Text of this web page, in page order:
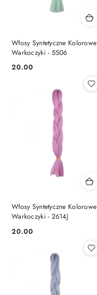
Włosy Syntetyczne Kolorowe
Warkoczyki - 5506
Cena:
20.00
Włosy Syntetyczne Kolorowe
Warkoczyki - 2614J
Cena:
20.00